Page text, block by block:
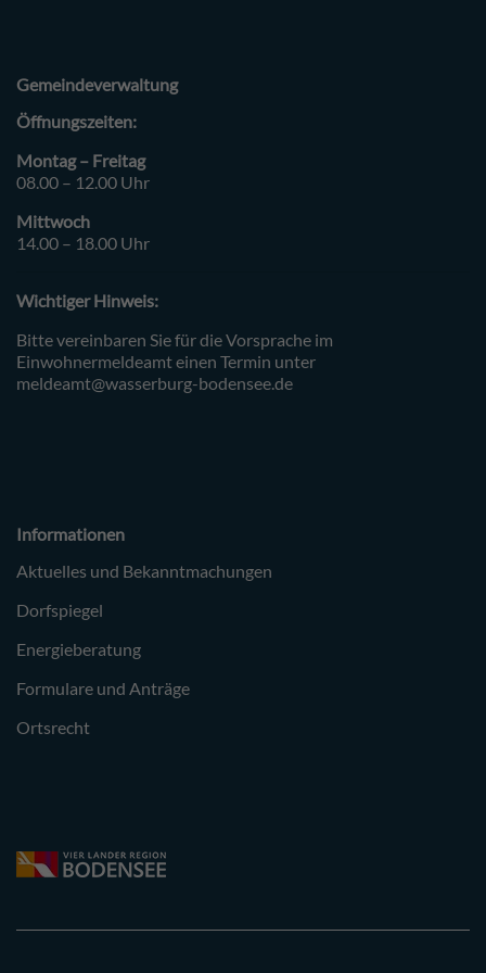
Gemeindeverwaltung
Öffnungszeiten:
Montag – Freitag
08.00 – 12.00 Uhr
Mittwoch
14.00 – 18.00 Uhr
Wichtiger Hinweis:
Bitte vereinbaren Sie für die Vorsprache im
Einwohnermeldeamt einen Termin unter
meldeamt@wasserburg-bodensee.de
Informationen
Aktuelles und Bekanntmachungen
Dorfspiegel
Energieberatung
Formulare und Anträge
Ortsrecht